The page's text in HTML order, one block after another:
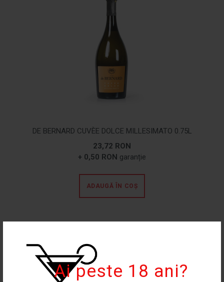
Ai peste 18 ani?
DE BERNARD CUVÈE DOLCE MILLESIMATO 0.75L
23,72 RON
+ 0,50 RON garanție
ADAUGĂ ÎN COȘ